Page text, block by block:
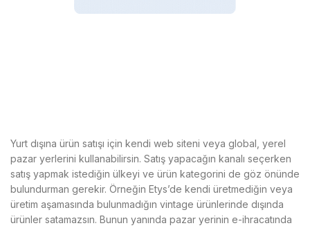
Yurt dışına ürün satışı için kendi web siteni veya global, yerel
pazar yerlerini kullanabilirsin. Satış yapacağın kanalı seçerken
satış yapmak istediğin ülkeyi ve ürün kategorini de göz önünde
bulundurman gerekir. Örneğin Etys’de kendi üretmediğin veya
üretim aşamasında bulunmadığın vintage ürünlerinde dışında
ürünler satamazsın. Bunun yanında pazar yerinin e-ihracatında